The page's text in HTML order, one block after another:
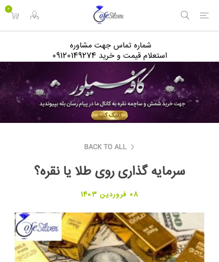
0
شماره تماس جهت مشاوره
استعلام قیمت و خرید 09120149274
BACK TO ALL
سرمایه گذاری روی طلا یا نقره؟
08 فروردین 1403